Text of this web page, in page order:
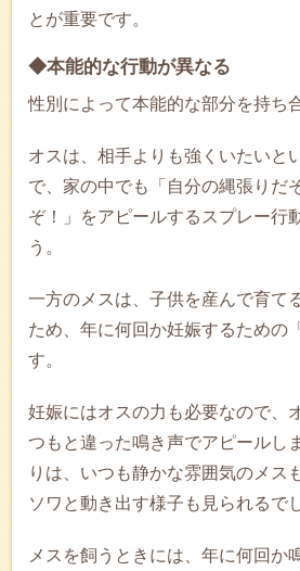
とが重要です。
◆本能的な行動が異なる
性別によって本能的な部分を持ち
オスは、相手よりも強くいたいと
で、家の中でも「自分の縄張りだ
ぞ！」をアピールするスプレー行
う。
一方のメスは、子供を産んで育て
ため、年に何回か妊娠するための
す。
妊娠にはオスの力も必要なので、
つもと違った鳴き声でアピールし
りは、いつも静かな雰囲気のメス
ソワと動き出す様子も見られるで
メスを飼うときには、年に何回か